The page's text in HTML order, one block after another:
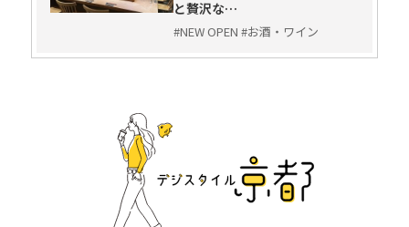
と贅沢な…
#NEW OPEN #お酒・ワイン